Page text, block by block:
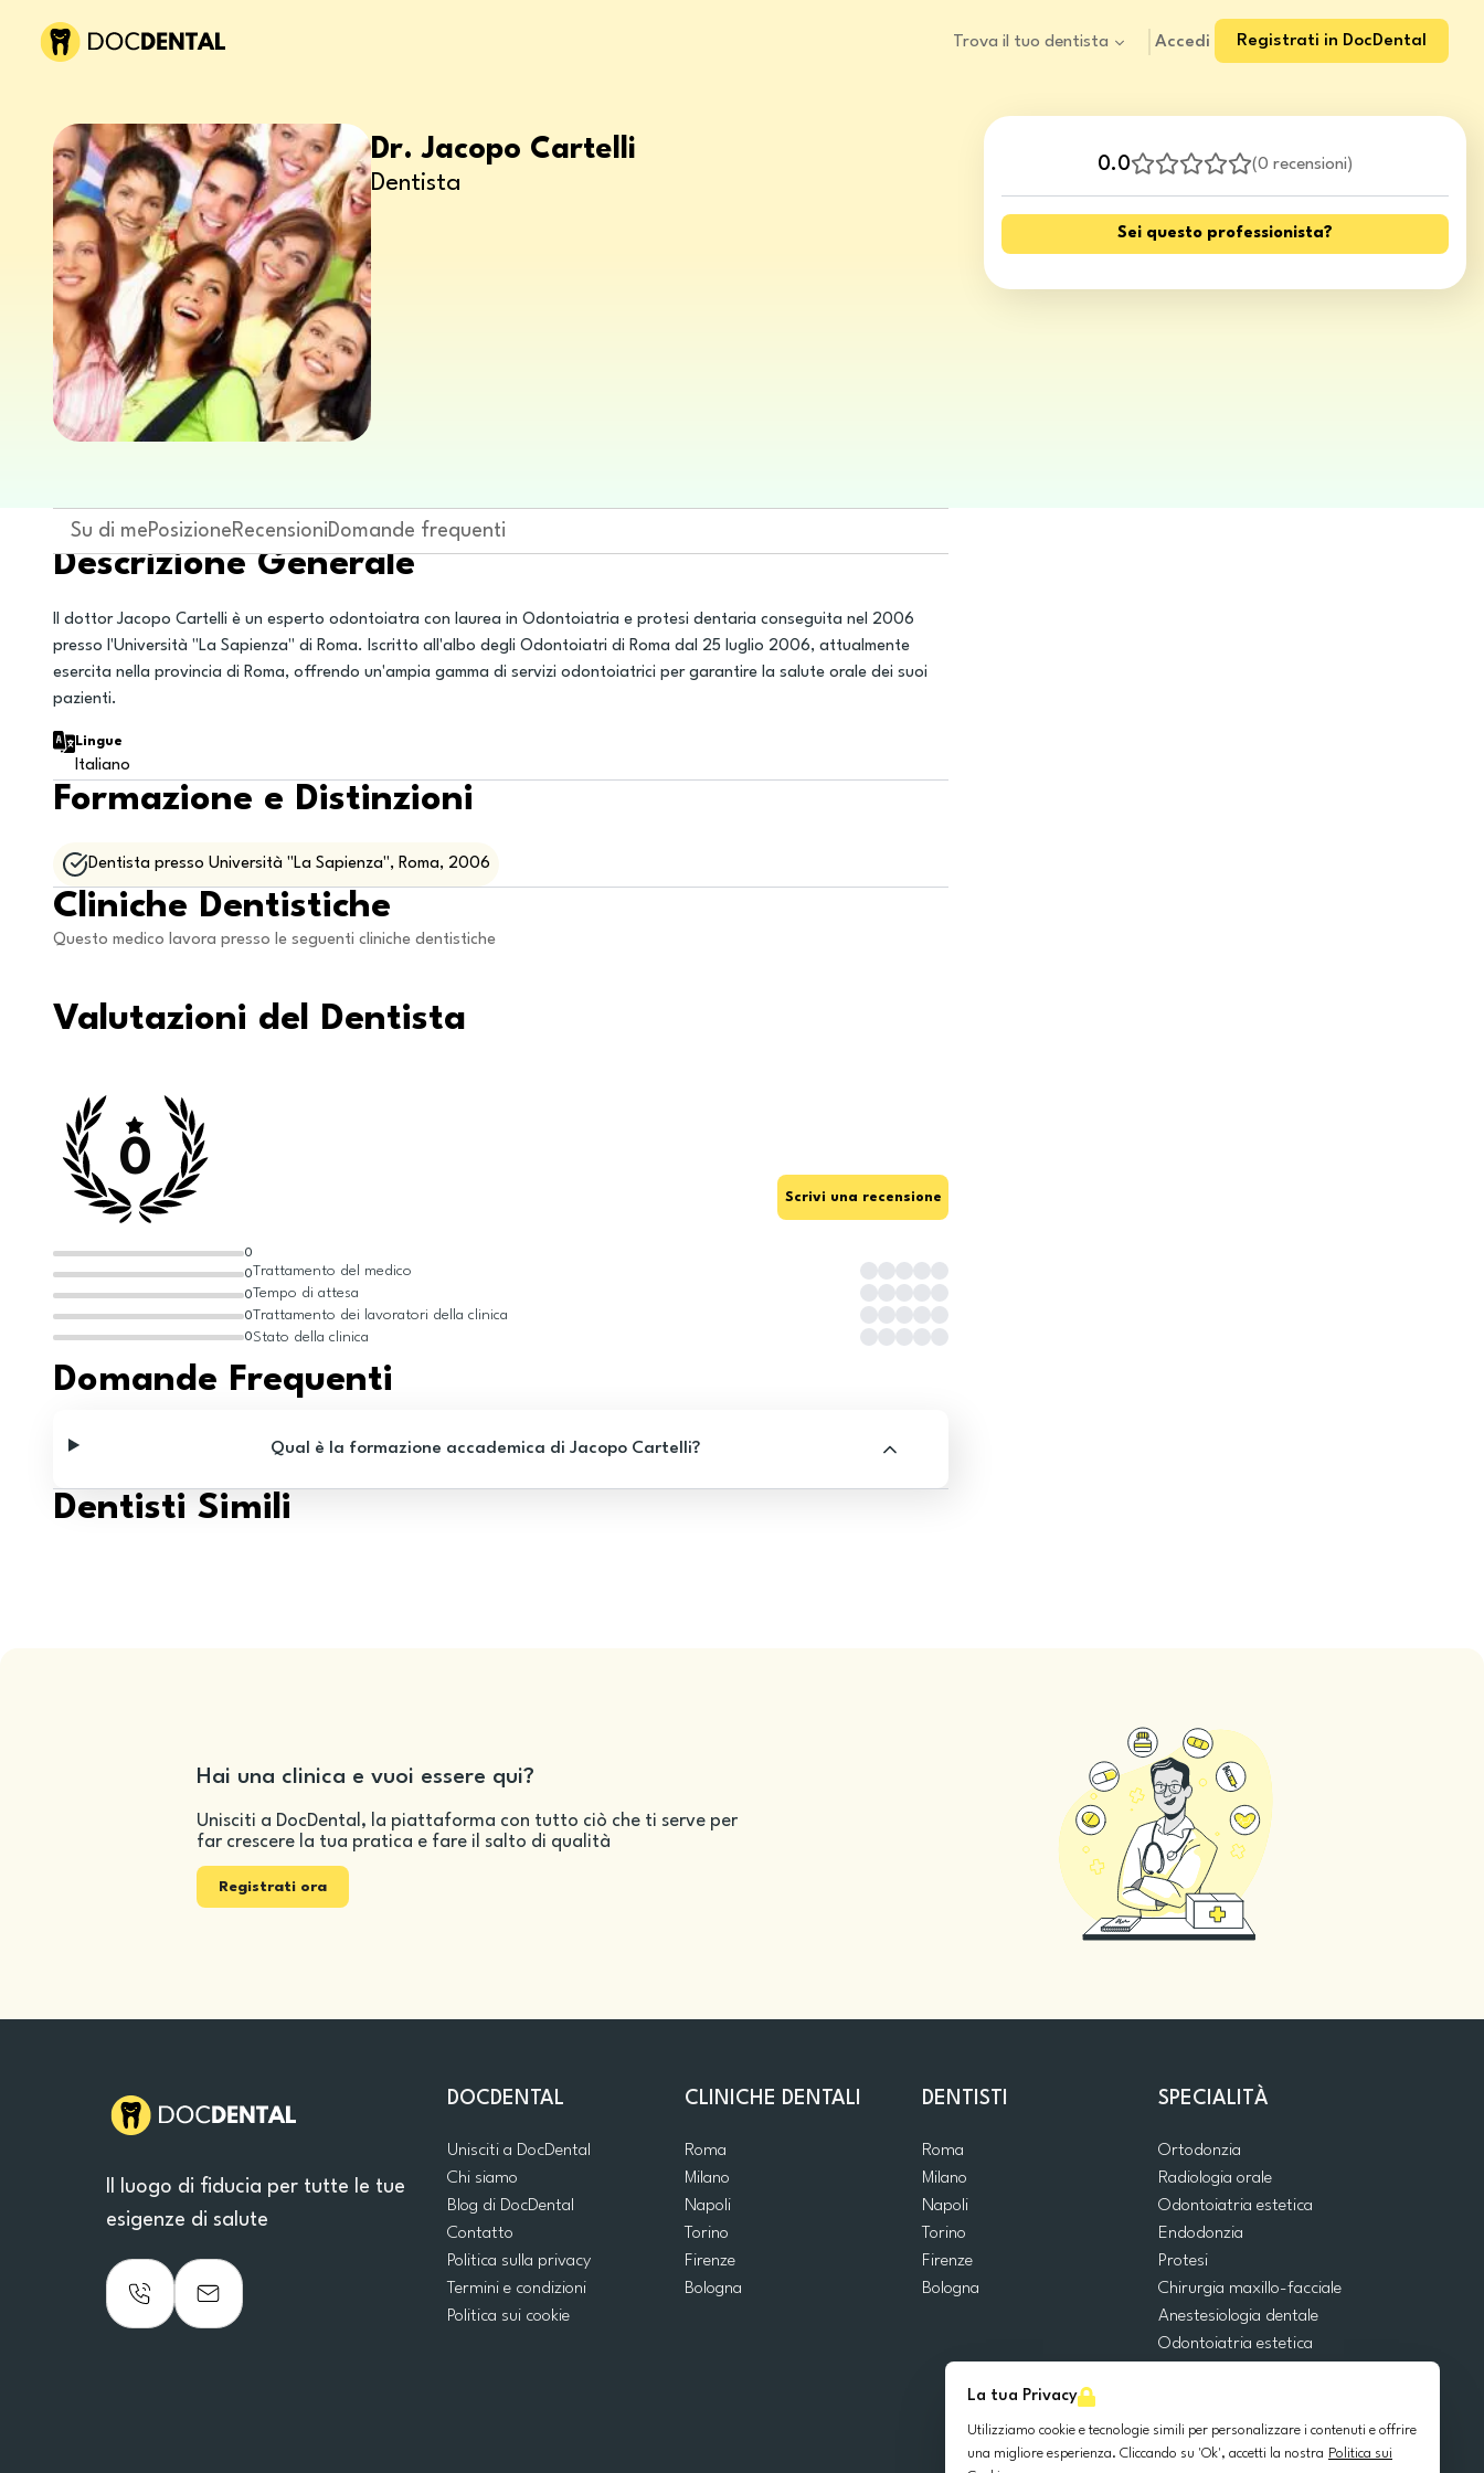
Trova il tuo dentista Accedi Registrati in DocDental
La tua Privacy
Utilizziamo cookie e tecnologie simili per personalizzare i contenuti e offrire
una migliore esperienza. Cliccando su 'Ok', accetti la nostra Politica sui
0.0 (0 recensioni)
Sei questo professionista?
Dr. Jacopo Cartelli
Dentista
Su di mePosizioneRecensioniDomande frequenti
Descrizione Generale
Il dottor Jacopo Cartelli è un esperto odontoiatra con laurea in Odontoiatria e protesi dentaria conseguita nel 2006
presso l'Università "La Sapienza" di Roma. Iscritto all'albo degli Odontoiatri di Roma dal 25 luglio 2006, attualmente
esercita nella provincia di Roma, offrendo un'ampia gamma di servizi odontoiatrici per garantire la salute orale dei suoi
pazienti.
Lingue
Italiano
Formazione e Distinzioni
Dentista presso Università "La Sapienza", Roma, 2006
Cliniche Dentistiche
Questo medico lavora presso le seguenti cliniche dentistiche
Valutazioni del Dentista
0
0
0
0
0
0
Scrivi una recensione
Trattamento del medico
Tempo di attesa
Trattamento dei lavoratori della clinica
Stato della clinica
Domande Frequenti
Qual è la formazione accademica di Jacopo Cartelli?
Dentisti Simili
Hai una clinica e vuoi essere qui?
Unisciti a DocDental, la piattaforma con tutto ciò che ti serve per
far crescere la tua pratica e fare il salto di qualità
Registrati ora
Il luogo di fiducia per tutte le tue
esigenze di salute
DOCDENTAL
Unisciti a DocDental
Chi siamo
Blog di DocDental
Contatto
Politica sulla privacy
Termini e condizioni
Politica sui cookie
CLINICHE DENTALI
Roma
Milano
Napoli
Torino
Firenze
Bologna
DENTISTI
Roma
Milano
Napoli
Torino
Firenze
Bologna
SPECIALITÀ
Ortodonzia
Radiologia orale
Odontoiatria estetica
Endodonzia
Protesi
Chirurgia maxillo-facciale
Anestesiologia dentale
Odontoiatria estetica
Odontoiatria pediatrica
Chirurgia orale